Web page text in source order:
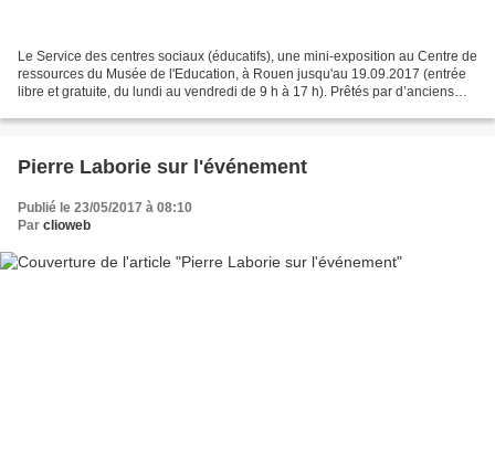
Le Service des centres sociaux (éducatifs), une mini-exposition au Centre de
ressources du Musée de l'Education, à Rouen jusqu'au 19.09.2017 (entrée
libre et gratuite, du lundi au vendredi de 9 h à 17 h). Prêtés par d’anciens
Pierre Laborie sur l'événement
Publié le 23/05/2017 à 08:10
Par clioweb